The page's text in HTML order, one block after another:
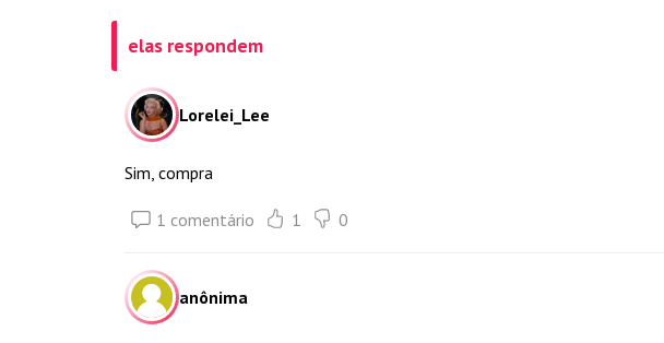
elas respondem
Lorelei_Lee
Sim, compra
1 comentário 1 0
anônima